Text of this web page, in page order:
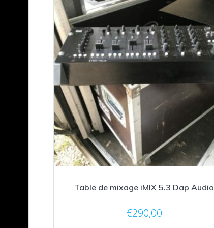
Table de mixage iMIX 5.3 Dap Audio
€290,00